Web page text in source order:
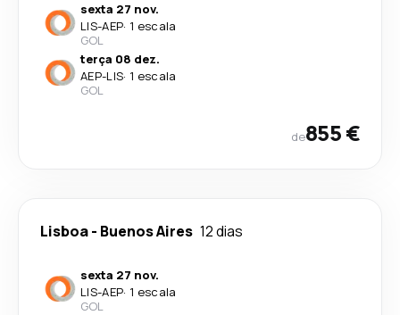
sexta 27 nov.
LIS-AEP· 1 escala
GOL
terça 08 dez.
AEP-LIS· 1 escala
GOL
de855 €
Lisboa- Buenos Aires 12 dias
sexta 27 nov.
LIS-AEP· 1 escala
GOL